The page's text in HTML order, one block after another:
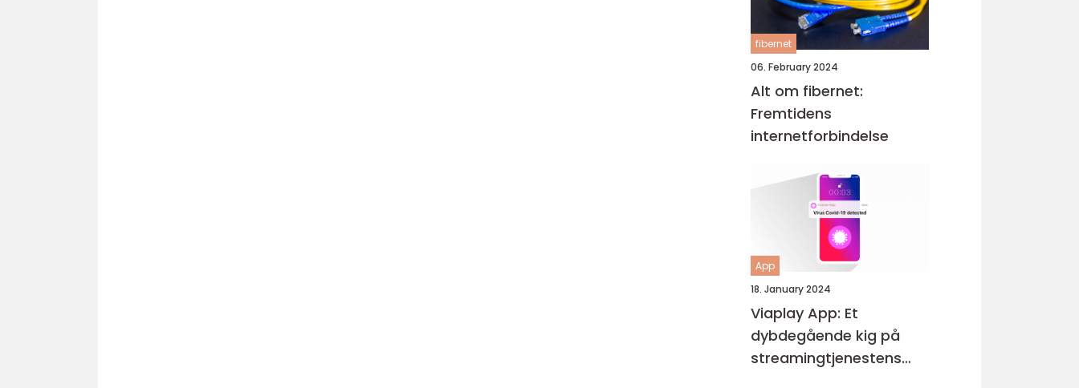
fibernet
06. February 2024
Alt om fibernet:
Fremtidens
internetforbindelse
App
18. January 2024
Viaplay App: Et
dybdegående kig på
streamingtjenestens